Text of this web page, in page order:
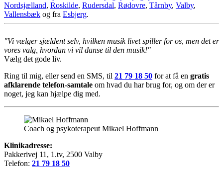
Nordsjælland, Roskilde, Rudersdal, Rødovre, Tårnby, Valby,
Vallensbæk og fra Esbjerg.
"Vi vælger sjældent selv, hvilken musik livet spiller for os, men det er
vores valg, hvordan vi vil danse til den musik!"
Vælg det gode liv.
Ring til mig, eller send en SMS, til 21 79 18 50 for at få en gratis
afklarende telefon-samtale om hvad du har brug for, og om der er
noget, jeg kan hjælpe dig med.
Coach og psykoterapeut Mikael Hoffmann
Klinikadresse:
Pakkerivej 11, 1.tv, 2500 Valby
Telefon: 21 79 18 50